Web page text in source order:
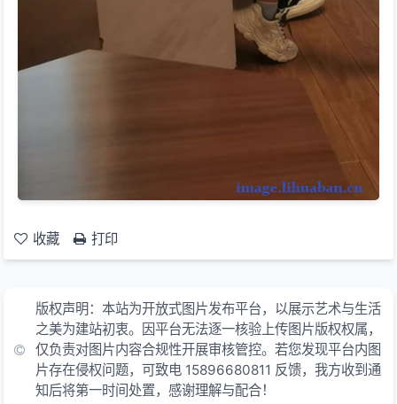
收藏 打印
版权声明：本站为开放式图片发布平台，以展示艺术与生活
之美为建站初衷。因平台无法逐一核验上传图片版权权属，
仅负责对图片内容合规性开展审核管控。若您发现平台内图
片存在侵权问题，可致电 15896680811 反馈，我方收到通
知后将第一时间处置，感谢理解与配合！